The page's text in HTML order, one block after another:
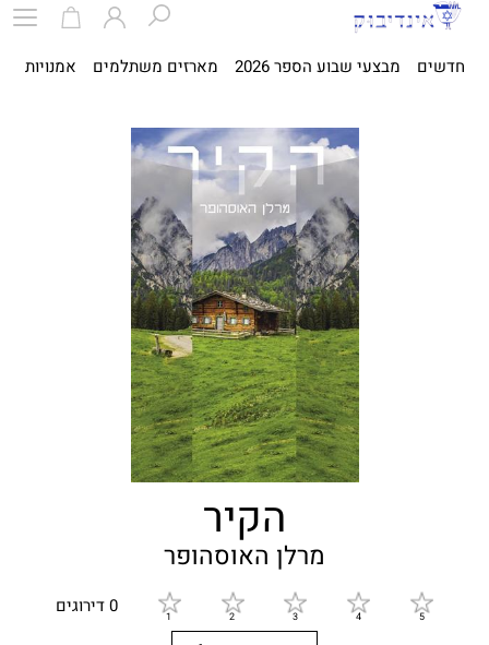
חדשים מבצעי שבוע הספר 2026 מארזים משתלמים אמנויות
הקיר
מרלן האוסהופר
0 דירוגים